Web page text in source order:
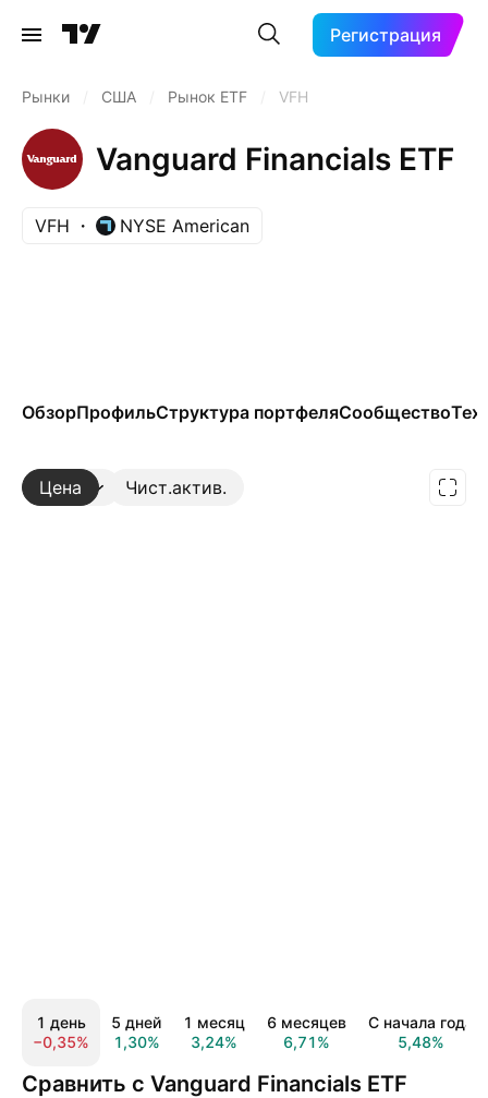
Регистрация
Рынки США Рынок ETF VFH
Vanguard Financials ETF
VFH NYSE American
ОбзорПрофильСтруктура портфеляСообщество
Цена Чист.актив.
Ещё
1 день
−0,35%
5 дней
1,30%
1 месяц
3,24%
6 месяцев
6,71%
С начала года
5,48%
Сравнить с Vanguard Financials ETF